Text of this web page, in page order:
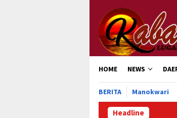
konten
HOME NEWS
BERITA Manokwari
Headline